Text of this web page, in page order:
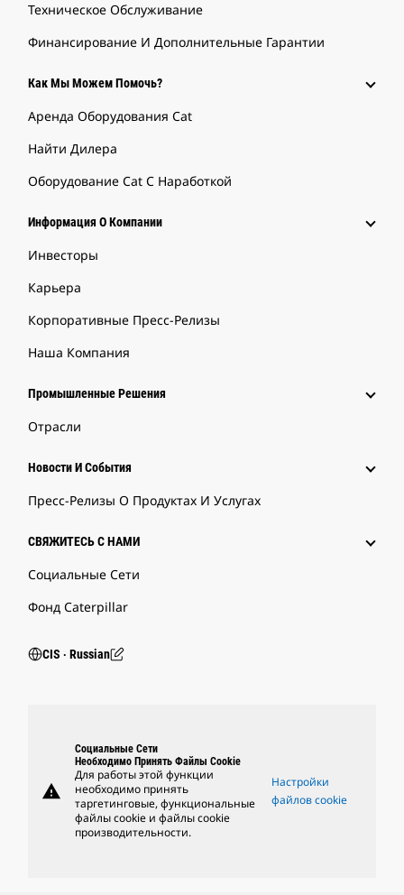
Техническое Обслуживание
Финансирование И Дополнительные Гарантии
Как Мы Можем Помочь?
Аренда Оборудования Cat
Найти Дилера
Оборудование Cat С Наработкой
Информация О Компании
Инвесторы
Карьера
Корпоративные Пресс-Релизы
Наша Компания
Промышленные Решения
Отрасли
Новости И События
Пресс-Релизы О Продуктах И Услугах
СВЯЖИТЕСЬ С НАМИ
Социальные Сети
Фонд Caterpillar
CIS ‧ Russian
warning
Социальные Сети
Необходимо Принять Файлы Cookie
Для работы этой функции
необходимо принять
таргетинговые, функциональные
файлы cookie и файлы cookie
производительности.
Настройки
файлов cookie